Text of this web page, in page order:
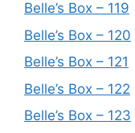
Belle’s Box – 119
Belle’s Box – 120
Belle’s Box – 121
Belle’s Box – 122
Belle’s Box – 123